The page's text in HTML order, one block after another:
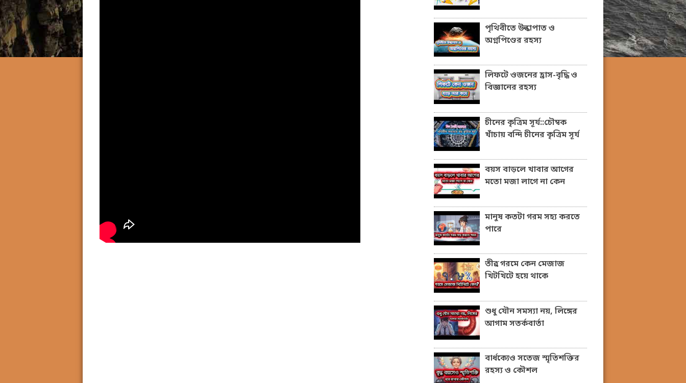
পৃথিবীতে উল্কাপাত ও
অগ্নপিণ্ডের রহস্য
লিফটে ওজনের হ্রাস-বৃদ্ধি ও
বিজ্ঞানের রহস্য
চীনের কৃত্রিম সূর্য::চৌম্বক
খাঁচায় বন্দি চীনের কৃত্রিম সূর্য
বয়স বাড়লে খাবার আগের
মতো মজা লাগে না কেন
মানুষ কতটা গরম সহ্য করতে
পারে
তীব্র গরমে কেন মেজাজ
খিটখিটে হয়ে থাকে
শুধু যৌন সমস্যা নয়, লিঙ্গের
আগাম সতর্কবার্তা
বার্ধক্যেও সতেজ স্মৃতিশক্তির
রহস্য ও কৌশল